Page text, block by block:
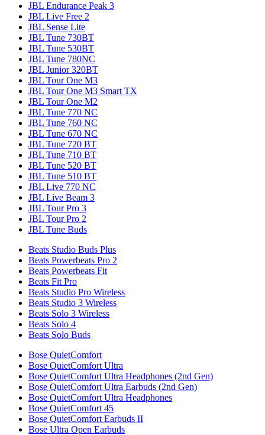
JBL Endurance Peak 3
JBL Live Free 2
JBL Sense Lite
JBL Tune 730BT
JBL Tune 530BT
JBL Tune 780NC
JBL Junior 320BT
JBL Tour One M3
JBL Tour One M3 Smart TX
JBL Tour One M2
JBL Tune 770 NC
JBL Tune 760 NC
JBL Tune 670 NC
JBL Tune 720 BT
JBL Tune 710 BT
JBL Tune 520 BT
JBL Tune 510 BT
JBL Live 770 NC
JBL Live Beam 3
JBL Tour Pro 3
JBL Tour Pro 2
JBL Tune Buds
Beats Studio Buds Plus
Beats Powerbeats Pro 2
Beats Powerbeats Fit
Beats Fit Pro
Beats Studio Pro Wireless
Beats Studio 3 Wireless
Beats Solo 3 Wireless
Beats Solo 4
Beats Solo Buds
Bose QuietComfort
Bose QuietComfort Ultra
Bose QuietComfort Ultra Headphones (2nd Gen)
Bose QuietComfort Ultra Earbuds (2nd Gen)
Bose QuietComfort Ultra Headphones
Bose QuietComfort 45
Bose QuietComfort Earbuds II
Bose Ultra Open Earbuds